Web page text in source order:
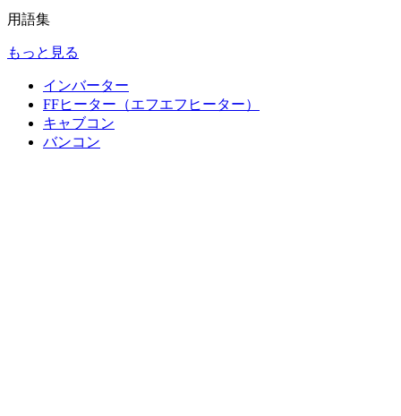
用語集
もっと見る
インバーター
FFヒーター（エフエフヒーター）
キャブコン
バンコン